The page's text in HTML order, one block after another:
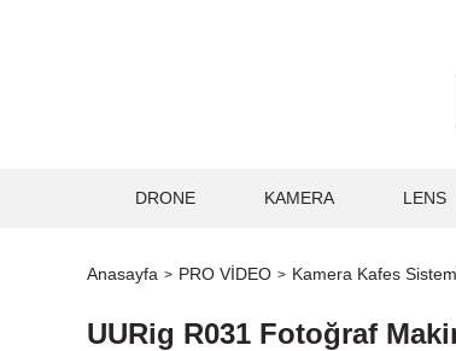
DRONE KAMERA LENS
Anasayfa PRO VİDEO Kamera Kafes
UURig R031 Fotoğraf
2.000₺ ve Üzeri Alışverişlerde, Kargo